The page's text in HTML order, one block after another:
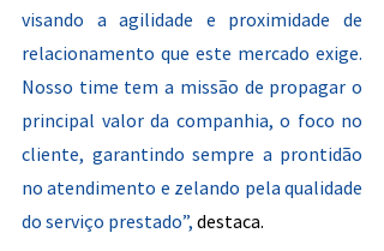
visando a agilidade e proximidade de
relacionamento que este mercado exige.
Nosso time tem a missão de propagar o
principal valor da companhia, o foco no
cliente, garantindo sempre a prontidão
no atendimento e zelando pela qualidade
do serviço prestado”, destaca.